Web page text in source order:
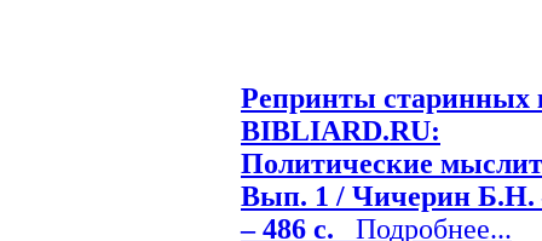
Репринты старинных
BIBLIARD.RU:
Политические
Вып. 1 / Чичерин
– 486 с. Подробнее...